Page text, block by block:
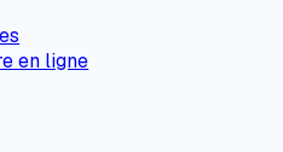
en ligne